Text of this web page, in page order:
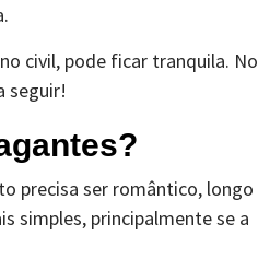
civil, pode ficar tranquila. No
seguir!
precisa ser romântico, longo
simples, principalmente se a